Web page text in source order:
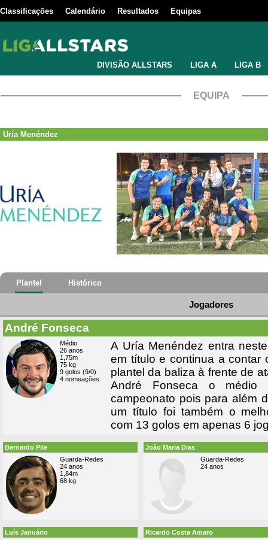
Classificações Calendário Resultados Equipas
DIVISÃO ALLSTARS LIGA A LIGA B
EQUIPA
Uría Menéndez
Plantel Histórico
Jogadores
André Fonseca
Médio
26 anos
1,75m
75 kg
9 golos (9/0)
4 nomeações
A Uría Menéndez entra
em título e continua a contar
plantel da baliza à frente de
André Fonseca o
campeonato pois para além
um título foi também o
com 13 golos em apenas 6
Bernardo Pile
Guarda-Redes
24 anos
1,84m
68 kg
João Maria Dias
Guarda-Redes
24 anos
Luís Januário
Ricardo Costa Amaro